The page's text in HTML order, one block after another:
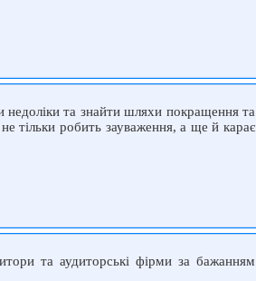
недоліки та знайти шляхи покращення та
тільки робить зауваження, а ще й карає
та аудиторські фірми за бажанням